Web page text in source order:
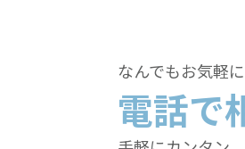
なんでもお気軽に
電話で